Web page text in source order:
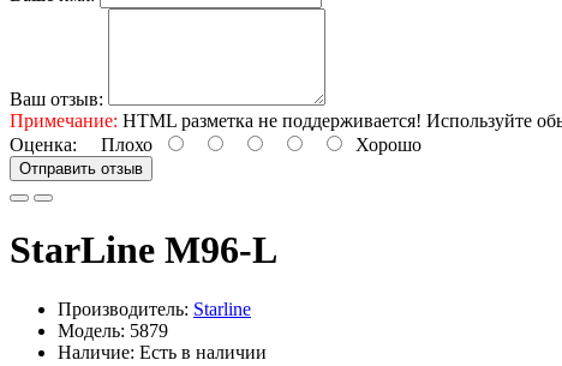
Ваш отзыв:
Примечание: HTML разметка не поддерживается! Используйте
Оценка: Плохо Хорошо
Отправить отзыв
StarLine M96-L
Производитель: Starline
Модель: 5879
Наличие: Есть в наличии